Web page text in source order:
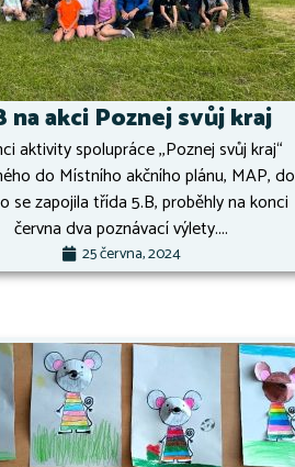
na akci Poznej svůj kraj
aktivity spolupráce ,,Poznej svůj kraj“
do Místního akčního plánu, MAP, do
se zapojila třída 5.B, proběhly na konci
června dva poznávací výlety....
25 června, 2024